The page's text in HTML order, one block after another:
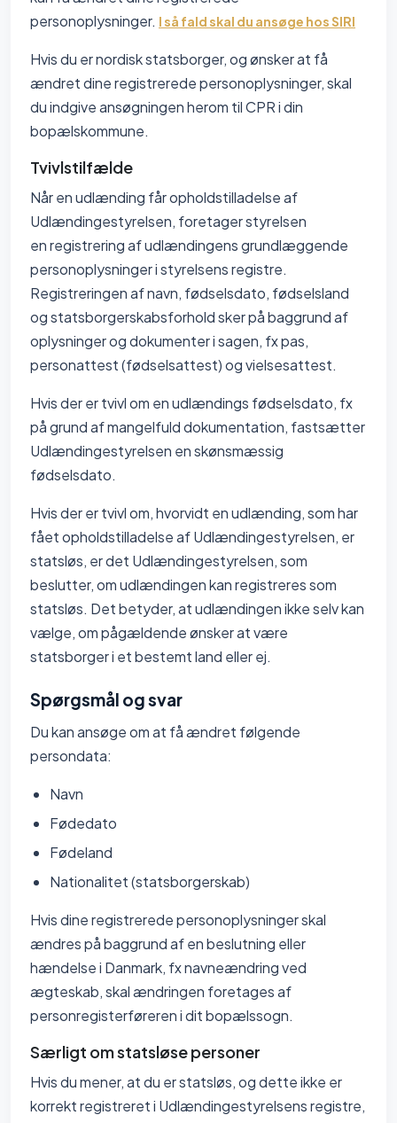
personoplysninger. I så fald skal du ansøge hos SIRI
Hvis du er nordisk statsborger, og ønsker at få
ændret dine registrerede personoplysninger, skal
du indgive ansøgningen herom til CPR i din
bopælskommune.
Tvivlstilfælde
Når en udlænding får opholdstilladelse af
Udlændingestyrelsen, foretager styrelsen
en registrering af udlændingens grundlæggende
personoplysninger i styrelsens registre.
Registreringen af navn, fødselsdato, fødselsland
og statsborgerskabsforhold sker på baggrund af
oplysninger og dokumenter i sagen, fx pas,
personattest (fødselsattest) og vielsesattest.
Hvis der er tvivl om en udlændings fødselsdato, fx
på grund af mangelfuld dokumentation, fastsætter
Udlændingestyrelsen en skønsmæssig
fødselsdato.
Hvis der er tvivl om, hvorvidt en udlænding, som har
fået opholdstilladelse af Udlændingestyrelsen, er
statsløs, er det Udlændingestyrelsen, som
beslutter, om udlændingen kan registreres som
statsløs. Det betyder, at udlændingen ikke selv kan
vælge, om pågældende ønsker at være
statsborger i et bestemt land eller ej.
Spørgsmål og svar
Du kan ansøge om at få ændret følgende
persondata:
Navn
Fødedato
Fødeland
Nationalitet (statsborgerskab)
Hvis dine registrerede personoplysninger skal
ændres på baggrund af en beslutning eller
hændelse i Danmark, fx navneændring ved
ægteskab, skal ændringen foretages af
personregisterføreren i dit bopælssogn.
Særligt om statsløse personer
Hvis du mener, at du er statsløs, og dette ikke er
korrekt registreret i Udlændingestyrelsens registre,